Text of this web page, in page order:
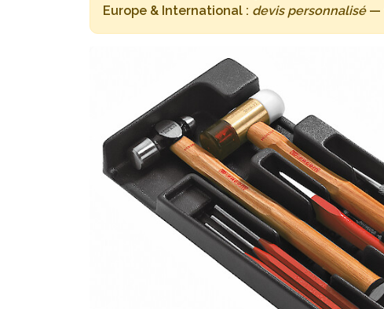
Europe & International : devis personnalisé—